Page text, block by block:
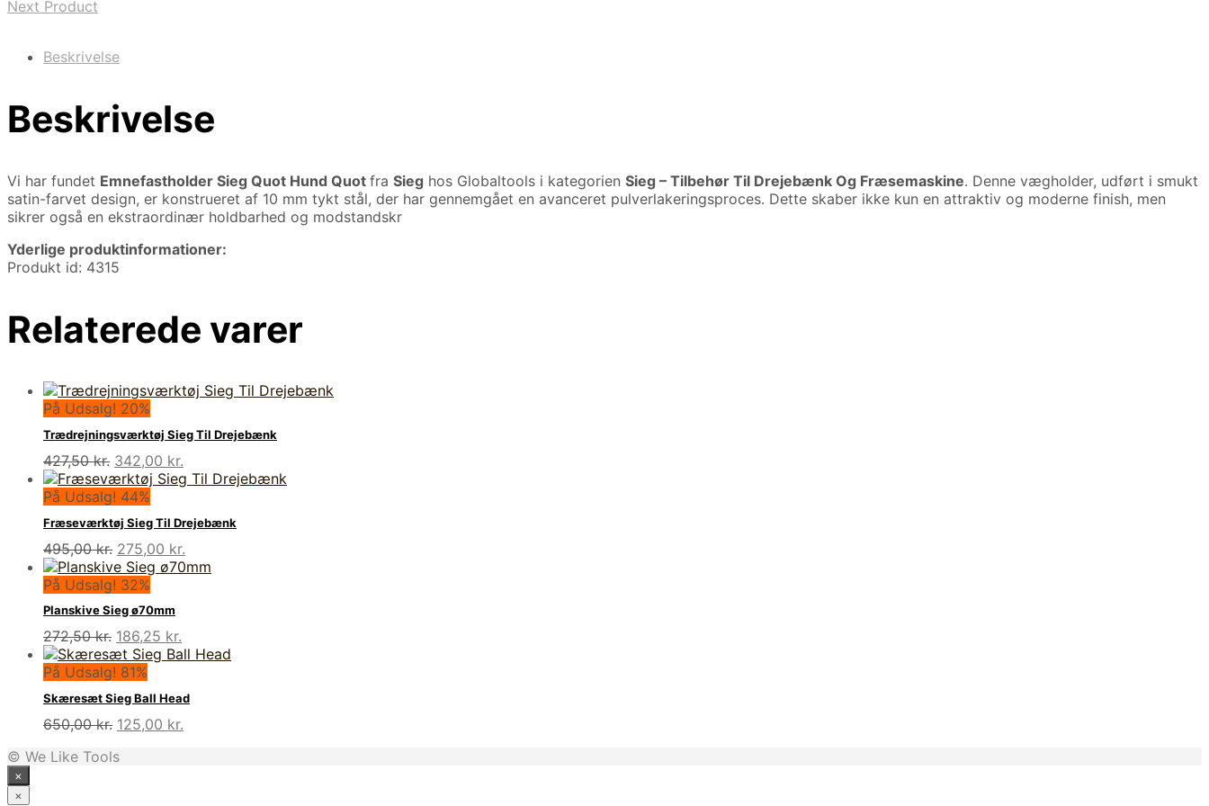
Next Product
Beskrivelse
Beskrivelse
Vi har fundet Emnefastholder Sieg Quot Hund Quot fra Sieg hos Globaltools i kategorien Sieg – Tilbehør Til Drejebænk Og Fræsemaskine. Denne vægholder, udført i smukt
satin-farvet design, er konstrueret af 10 mm tykt stål, der har gennemgået en avanceret pulverlakeringsproces. Dette skaber ikke kun en attraktiv og moderne finish, men
sikrer også en ekstraordinær holdbarhed og modstandskr
Yderlige produktinformationer:
Produkt id: 4315
Relaterede varer
På Udsalg! 20%
Trædrejningsværktøj Sieg Til Drejebænk
427,50kr. Den
oprindelige
pris
var:
427,50 kr..
342,00 kr.
aktuelle
er:
342,00 kr..
På Udsalg! 44%
Fræseværktøj Sieg Til Drejebænk
495,00kr. Den
oprindelige
pris
var:
495,00 kr..
275,00 kr.
aktuelle
På Udsalg! 32%
Planskive Sieg ø70mm
272,50kr. Den
oprindelige
pris
var:
272,50 kr..
186,25 kr.
aktuelle
er:
186,25 kr..
På Udsalg! 81%
Skæresæt Sieg Ball Head
650,00kr. Den
pris
125,00 kr.
© We Like Tools
×
×